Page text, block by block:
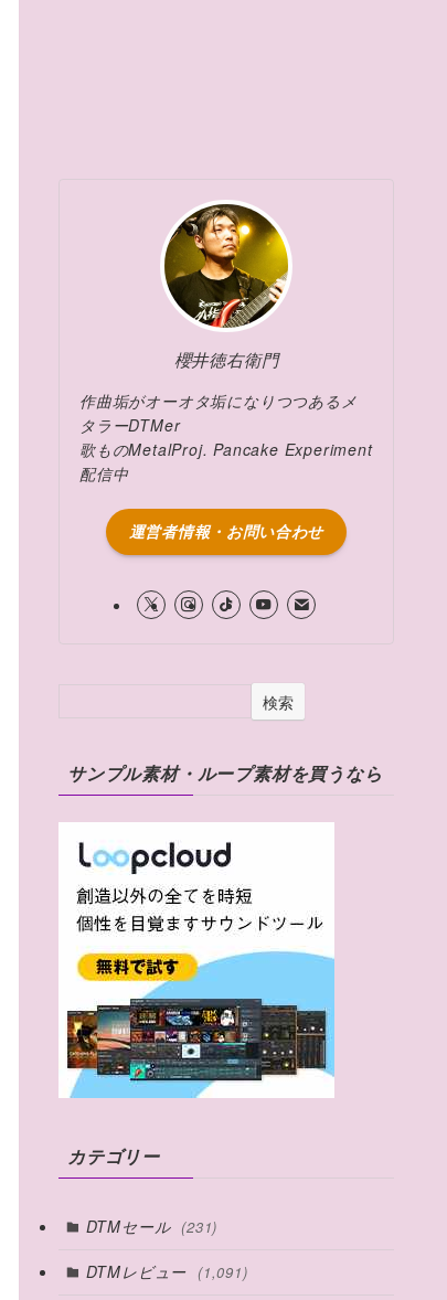
櫻井徳右衛門
作曲垢がオーオタ垢になりつつあるメ
タラーDTMer
歌ものMetalProj. Pancake Experiment
配信中
運営者情報・お問い合わせ
検索
サンプル素材・ループ素材を買うなら
カテゴリー
DTMセール (231)
DTMレビュー (1,091)